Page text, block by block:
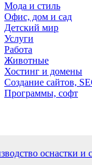
Мода и стиль
Офис, дом и cад
Детский мир
Услуги
Работа
Животные
Хостинг и домены
Создание сайтов,
Программы, софт
оснастки и